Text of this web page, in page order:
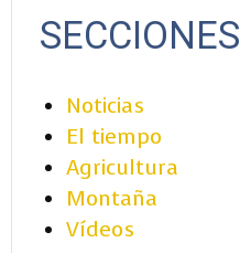
SECCIONES
Noticias
El tiempo
Agricultura
Montaña
Vídeos